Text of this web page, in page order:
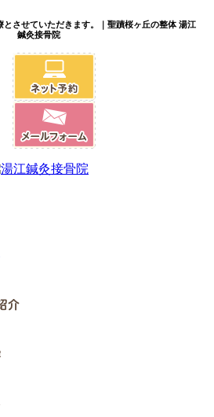
させていただきます。｜聖蹟桜ヶ丘の整体 湯江
鍼灸接骨院